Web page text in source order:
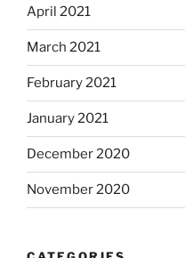
April 2021
March 2021
February 2021
January 2021
December 2020
November 2020